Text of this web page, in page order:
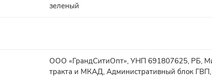
зеленый
ООО «ГрандСитиОпт», УНП 691807625, РБ,
тракта и МКАД, Административный блок